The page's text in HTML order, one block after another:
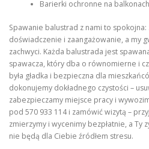
Barierki ochronne na
Spawanie balustrad z nami to spokojna:
doświadczenie i zaangażowanie, a my
zachwyci. Każda balustrada jest
spawacza, który dba o równomierne i
była gładka i bezpieczna dla
dokonujemy dokładnego czystości –
zabezpieczamy miejsce pracy i
pod 570 933 114 i zamówić wizytą –
zmierzymy i wycenimy bezpłatnie, a Ty
nie będą dla Ciebie źródłem stresu.